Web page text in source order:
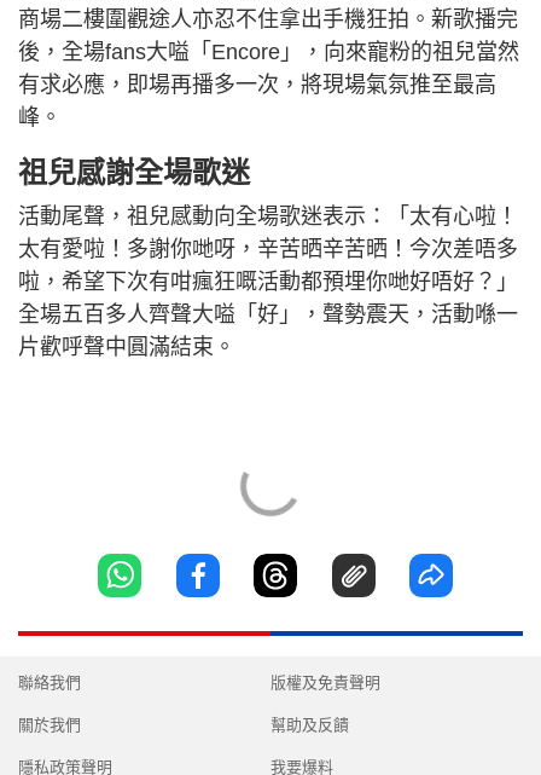
商場二樓圍觀途人亦忍不住拿出手機狂拍。新歌播完
後，全場fans大嗌「Encore」，向來寵粉的祖兒當然
有求必應，即場再播多一次，將現場氣氛推至最高
峰。
祖兒感謝全場歌迷
活動尾聲，祖兒感動向全場歌迷表示：「太有心啦！
太有愛啦！多謝你哋呀，辛苦晒辛苦晒！今次差唔多
啦，希望下次有咁瘋狂嘅活動都預埋你哋好唔好？」
全場五百多人齊聲大嗌「好」，聲勢震天，活動喺一
片歡呼聲中圓滿結束。
聯絡我們
關於我們
隱私政策聲明
版權及免責聲明
幫助及反饋
我要爆料